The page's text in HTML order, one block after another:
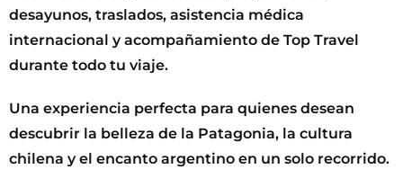
desayunos, traslados, asistencia médica
internacional y acompañamiento de Top Travel
durante todo tu viaje.
Una experiencia perfecta para quienes desean
descubrir la belleza de la Patagonia, la cultura
chilena y el encanto argentino en un solo recorrido.